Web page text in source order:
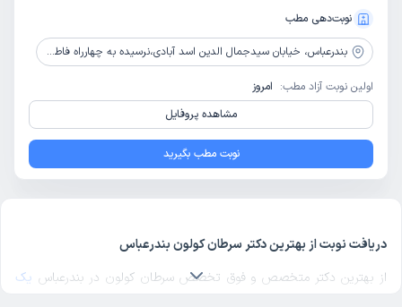
نوبت‌دهی مطب
بندرعباس، خیابان سیدجمال الدین اسد آبادی،نرسیده به چهارراه فاطمی،ساختمان پزشکان آرژین، طبقه اول، واحد 111
اولین نوبت آزاد مطب: امروز
مشاهده پروفایل
نوبت مطب بگیرید
دریافت نوبت از بهترین دکتر سرطان کولون بندرعباس
از بهترین دکتر متخصص و فوق تخصص سرطان کولون در بندرعباس یک